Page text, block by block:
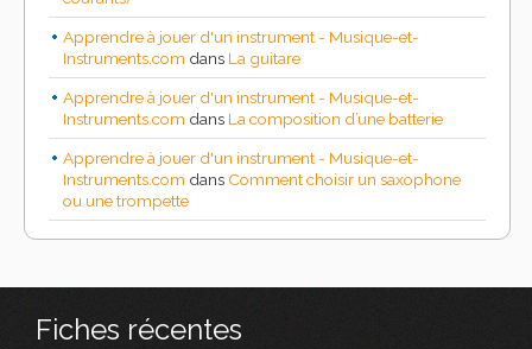
Apprendre à jouer d'un instrument - Musique-et-
Instruments.com dans La guitare
Apprendre à jouer d'un instrument - Musique-et-
Instruments.com dans La composition d’une batterie
Apprendre à jouer d'un instrument - Musique-et-
Instruments.com dans Comment choisir un saxophone
ou une trompette
Fiches récentes